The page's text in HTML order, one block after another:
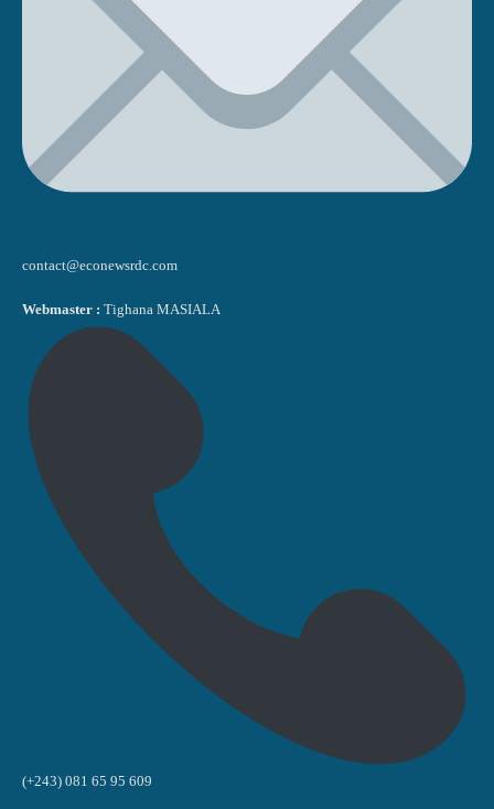
contact@econewsrdc.com
Webmaster : Tighana MASIALA
(+243) 081 65 95 609